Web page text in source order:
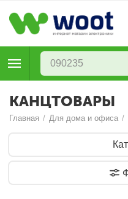
КАНЦТОВАРЫ
Главная / Для дома и офиса /